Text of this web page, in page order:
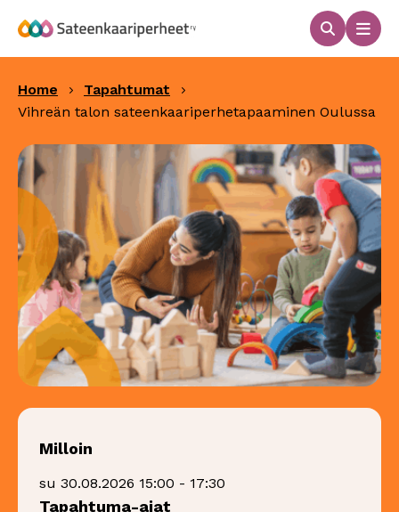
sisältöön
Haku
Home
Tapahtumat
Vihreän talon sateenkaariperhetapaaminen Oulussa
Milloin
su 30.08.2026 15:00 - 17:30
Tapahtuma-ajat